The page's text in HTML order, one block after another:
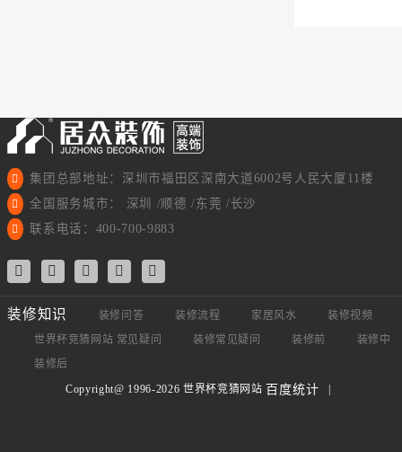
集团总部地址：深圳市福田区深南大道6002号人民大厦11楼
全国服务城市： 深圳 /顺德 /东莞 /长沙
联系电话：400-700-9883
装修知识 装修问答 装修流程 家居风水
装修视频
世界杯竞猜网站 常见疑问
装修常见疑问 装修前
装修中
装修后
Copyright@ 1996-2026 世界杯竞猜网站 百度统计